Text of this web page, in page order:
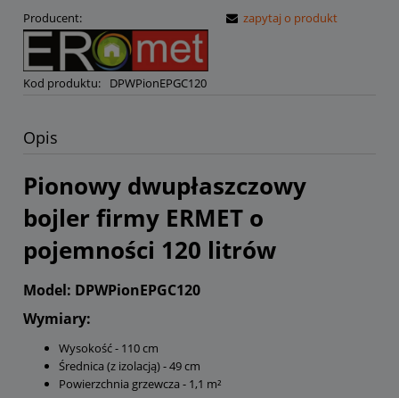
Producent:
Kod produktu: DPWPionEPGC120
zapytaj o produkt
Opis
Pionowy dwupłaszczowy
bojler firmy ERMET o
pojemności 120 litrów
Model: DPWPionEPGC120
Wymiary:
Wysokość - 110 cm
Średnica (z izolacją) - 49 cm
Powierzchnia grzewcza - 1,1 m²